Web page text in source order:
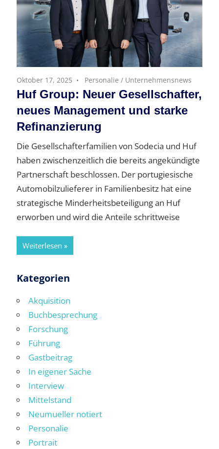
Oktober 17, 2025 Personalie / Unternehmensnews
Huf Group: Neuer Gesellschafter,
neues Management und starke
Refinanzierung
Die Gesellschafterfamilien von Sodecia und Huf
haben zwischenzeitlich die bereits angekündigte
Partnerschaft beschlossen. Der portugiesische
Automobilzulieferer in Familienbesitz hat eine
strategische Minderheitsbeteiligung an Huf
erworben und wird die Anteile schrittweise
Weiterlesen
Kategorien
Akquisition
Buchbesprechung
Forschung
Führung
Gastbeitrag
In eigener Sache
Interview
Mittelstand
Neumueller notiert
Personalie
Portrait